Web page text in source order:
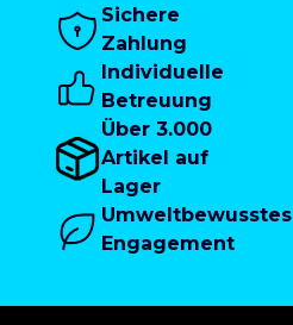
Sichere
Zahlung
Individuelle
Betreuung
Über 3.000
Artikel auf
Lager
Umweltbewusstes
Engagement